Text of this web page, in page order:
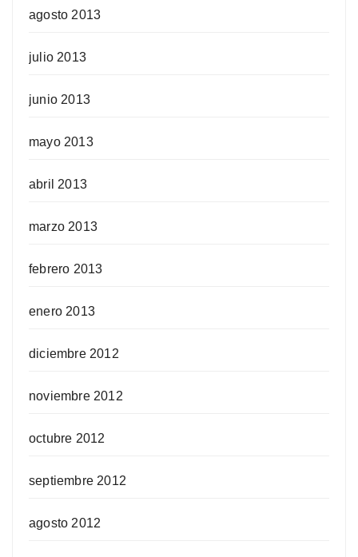
agosto 2013
julio 2013
junio 2013
mayo 2013
abril 2013
marzo 2013
febrero 2013
enero 2013
diciembre 2012
noviembre 2012
octubre 2012
septiembre 2012
agosto 2012